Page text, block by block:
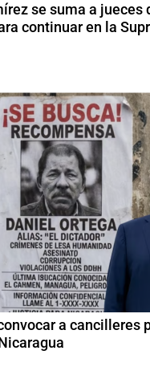
se suma a jueces
continuar en la
a cancilleres